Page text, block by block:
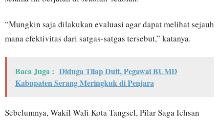
“Mungkin saja dilakukan evaluasi agar dapat melihat sejauh
mana efektivitas dari satgas-satgas tersebut,” katanya.
Baca Juga : Diduga Tilap Duit, Pegawai BUMD
Kabupaten Serang Meringkuk di Penjara
Sebelumnya, Wakil Wali Kota Tangsel, Pilar Saga Ichsan